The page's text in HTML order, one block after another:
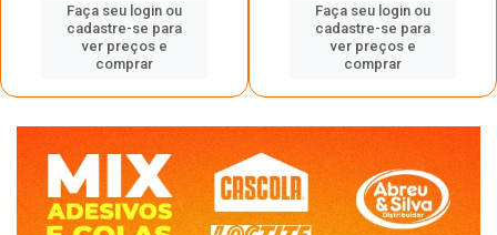
Faça seu login ou
cadastre-se para
ver preços e
comprar
Faça seu login ou
cadastre-se para
ver preços e
comprar